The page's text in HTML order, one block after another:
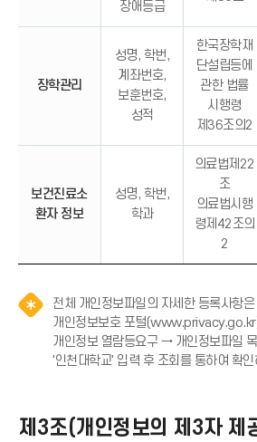
장애등급
장학관리
성명, 학번,
계좌번호,
보훈번호,
성적
한국장학재
단설립등에
관한 법률
시행령
제36조의2
보건진료소
환자 정보
성명, 학번,
학과
의료법제22
조
의료법시행
령제42조의
2
전체 개인정보파일의 자세한 등록사항
개인정보보호 포털
개인정보 열람등요구 → 개인정보파일
'인천대학교' 입력 후 조회를 통하여 확
제3조(개인정보의 제3자 제